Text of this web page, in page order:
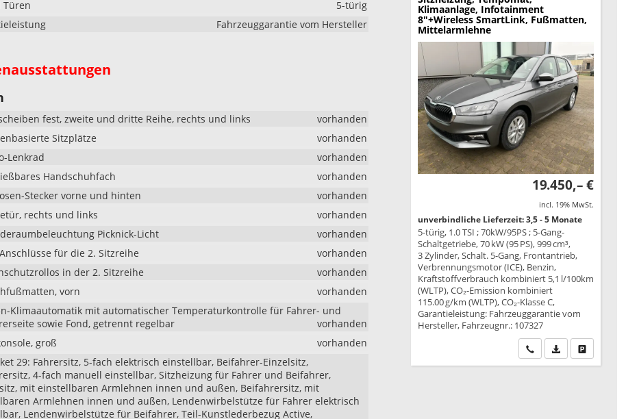
Türen
5-türig
Fahrzeuggarantie vom Hersteller
fest, zweite und dritte Reihe, rechts und links
vorhanden
Sitzplätze
vorhanden
Lenkrad
vorhanden
Handschuhfach
vorhanden
Stecker vorne und hinten
vorhanden
rechts und links
vorhanden
Picknick-Licht
vorhanden
für die 2. Sitzreihe
vorhanden
in der 2. Sitzreihe
vorhanden
vorn
vorhanden
Klimaautomatik mit automatischer Temperaturkontrolle für Fahrer- und
sowie Fond, getrennt regelbar
vorhanden
groß
vorhanden
29: Fahrersitz, 5-fach elektrisch einstellbar, Beifahrer-Einzelsitz,
4-fach manuell einstellbar, Sitzheizung für Fahrer und Beifahrer,
mit einstellbaren Armlehnen innen und außen, Beifahrersitz, mit
Armlehnen innen und außen, Lendenwirbelstütze für Fahrer elektrisch
Lendenwirbelstütze für Beifahrer, Teil-Kunstlederbezug Active,
Klimaanlage, Infotainment
8"+Wireless SmartLink, Fußmatten,
Mittelarmlehne
19.450,– €
incl. 19% MwSt.
unverbindliche Lieferzeit: 3,5 - 5 Monate
5-türig, 1.0 TSI ; 70kW/95PS ; 5-Gang-
Schaltgetriebe, 70 kW (95 PS), 999 cm³,
3 Zylinder, Schalt. 5-Gang, Frontantrieb,
Verbrennungsmotor (ICE), Benzin,
Kraftstoffverbrauch kombiniert 5,1 l/100km
(WLTP), CO₂-Emission kombiniert
115.00 g/km (WLTP), CO₂-Klasse C,
Garantieleistung: Fahrzeuggarantie vom
Hersteller, Fahrzeugnr.: 107327
Wir rufen Sie an
PDF-Datei,Drucken,